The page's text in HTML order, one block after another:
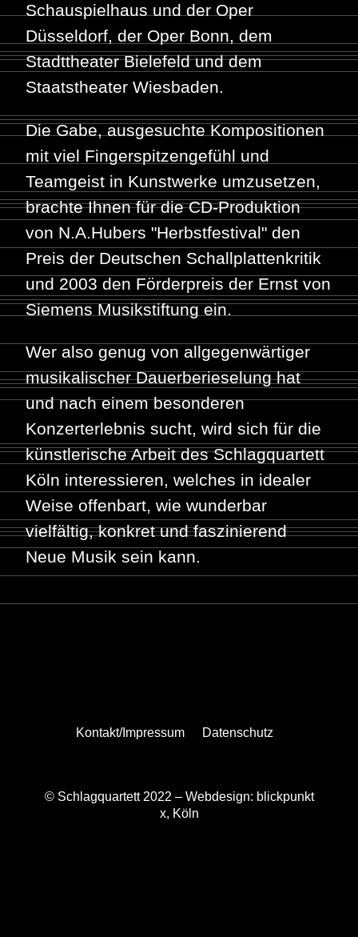
Schauspielhaus und der Oper
Düsseldorf, der Oper Bonn, dem
Stadttheater Bielefeld und dem
Staatstheater Wiesbaden.
Die Gabe, ausgesuchte Kompositionen
mit viel Fingerspitzengefühl und
Teamgeist in Kunstwerke umzusetzen,
brachte Ihnen für die CD-Produktion
von N.A.Hubers "Herbstfestival" den
Preis der Deutschen Schallplattenkritik
und 2003 den Förderpreis der Ernst von
Siemens Musikstiftung ein.
Wer also genug von allgegenwärtiger
musikalischer Dauerberieselung hat
und nach einem besonderen
Konzerterlebnis sucht, wird sich für die
künstlerische Arbeit des Schlagquartett
Köln interessieren, welches in idealer
Weise offenbart, wie wunderbar
vielfältig, konkret und faszinierend
Neue Musik sein kann.
Kontakt/Impressum Datenschutz
© Schlagquartett 2022 – Webdesign: blickpunkt
x, Köln